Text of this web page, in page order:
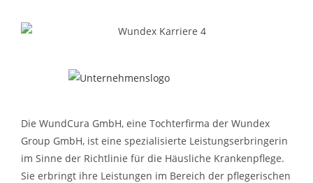
Die WundCura GmbH, eine Tochterfirma der Wundex
Group GmbH, ist eine spezialisierte Leistungserbringerin
im Sinne der Richtlinie für die Häusliche Krankenpflege.
Sie erbringt ihre Leistungen im Bereich der pflegerischen